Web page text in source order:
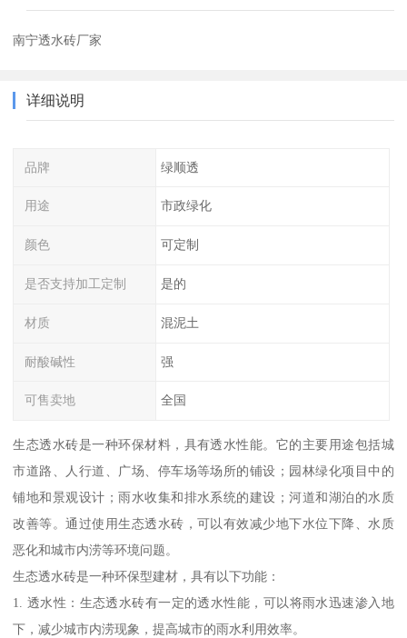
南宁透水砖厂家
详细说明
品牌 绿顺透
用途 市政绿化
颜色 可定制
是否支持加工定制 是的
材质 混泥土
耐酸碱性 强
可售卖地 全国
生态透水砖是一种环保材料，具有透水性能。它的主要用途包括城
市道路、人行道、广场、停车场等场所的铺设；园林绿化项目中的
铺地和景观设计；雨水收集和排水系统的建设；河道和湖泊的水质
改善等。通过使用生态透水砖，可以有效减少地下水位下降、水质
恶化和城市内涝等环境问题。
生态透水砖是一种环保型建材，具有以下功能：
1. 透水性：生态透水砖有一定的透水性能，可以将雨水迅速渗入地
下，减少城市内涝现象，提高城市的雨水利用效率。